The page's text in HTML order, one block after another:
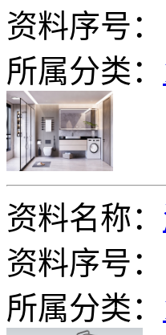
资料序号：
所属分类：
资料名称：
资料序号：
所属分类：